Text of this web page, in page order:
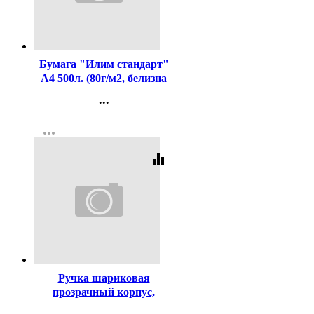
Бумага "Илим стандарт"
А4 500л. (80г/м2, белизна
...
Регистрация
more_horiz
equalizer
Ручка шариковая
прозрачный корпус,